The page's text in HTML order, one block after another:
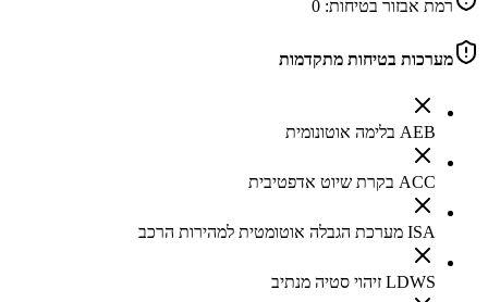
רמת אבזור בטיחות: 0
מערכות בטיחות מתקדמות
AEB בלימה אוטונומית
ACC בקרת שיוט אדפטיבית
ISA מערכת הגבלה אוטומטית למהירות הרכב
LDWS זיהוי סטיה מנתיב